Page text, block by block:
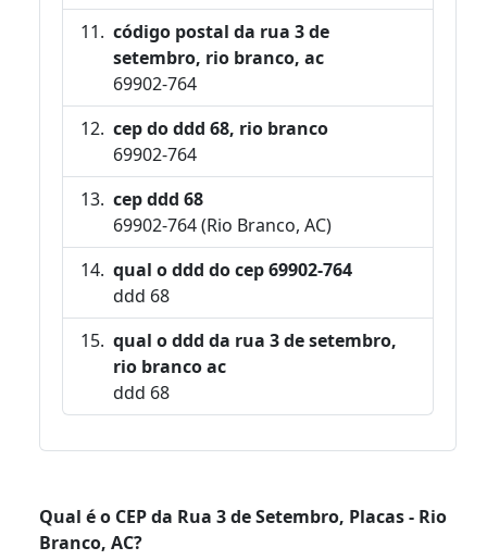
código postal da rua 3 de
setembro, rio branco, ac
69902-764
cep do ddd 68, rio branco
69902-764
cep ddd 68
69902-764 (Rio Branco, AC)
qual o ddd do cep 69902-764
ddd 68
qual o ddd da rua 3 de setembro,
rio branco ac
ddd 68
Qual é o CEP da Rua 3 de Setembro, Placas - Rio
Branco, AC?